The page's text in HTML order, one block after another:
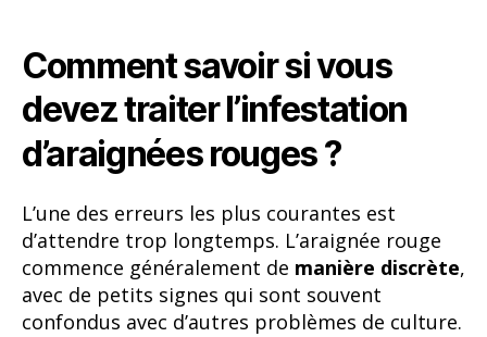
Comment savoir si vous
devez traiter l’infestation
d’araignées rouges ?
L’une des erreurs les plus courantes est
d’attendre trop longtemps. L’araignée rouge
commence généralement de manière discrète,
avec de petits signes qui sont souvent
confondus avec d’autres problèmes de culture.